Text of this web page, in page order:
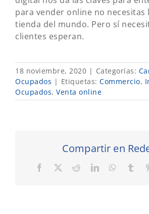
para vender online no necesitas
tienda del mundo. Pero sí
clientes esperan.
18 noviembre, 2020 | Categorías:
Ocupados | Etiquetas: Commercio,
Ocupados, Venta online
Compartir en
Facebook RedditLinkedIn